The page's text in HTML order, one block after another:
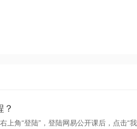
？
上角“登陆”，登陆网易公开课后，点击“